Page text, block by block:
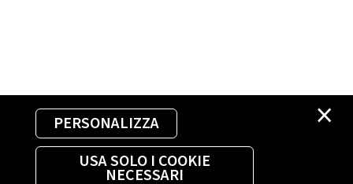
×
PERSONALIZZA
USA SOLO I COOKIE
NECESSARI